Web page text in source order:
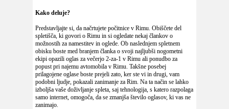
Kako deluje?
Predstavljajte si, da načrtujete počitnice v Rimu. Obiščete del
spletišča, ki govori o Rimu in si ogledate nekaj člankov o
možnostih za namestitev in oglede. Ob naslednjem spletnem
obisku boste med branjem članka o svoji najljubši nogometni
ekipi opazili oglas za večerjo 2-za-1 v Rimu ali ponudbo za
popust pri najemu avtomobila v Rimu. Takšne posebej
prilagojene oglase boste prejeli zato, ker ste vi in drugi, vam
podobni ljudje, pokazali zanimanje za Rim. Na ta način se lahko
izboljša vaše doživljanje spleta, saj tehnologija, s katero razpolaga
samo internet, omogoča, da se zmanjša število oglasov, ki vas ne
zanimajo.